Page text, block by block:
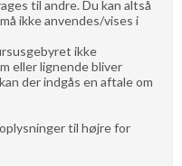
til andre. Du kan altså
ikke anvendes/vises i
ikke
eller lignende bliver
der indgås en aftale om
til højre for